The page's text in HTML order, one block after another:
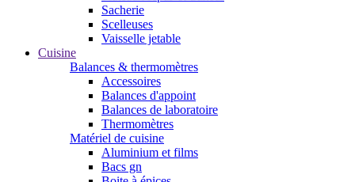
Sacherie
Scelleuses
Vaisselle jetable
Cuisine
Balances & thermomètres
Accessoires
Balances d'appoint
Balances de laboratoire
Thermomètres
Matériel de cuisine
Aluminium et films
Bacs gn